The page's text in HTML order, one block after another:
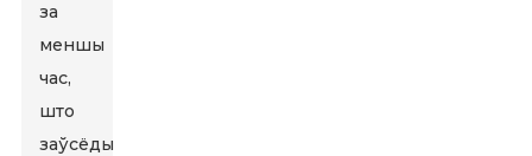
за
меншы
час,
што
заўсёды